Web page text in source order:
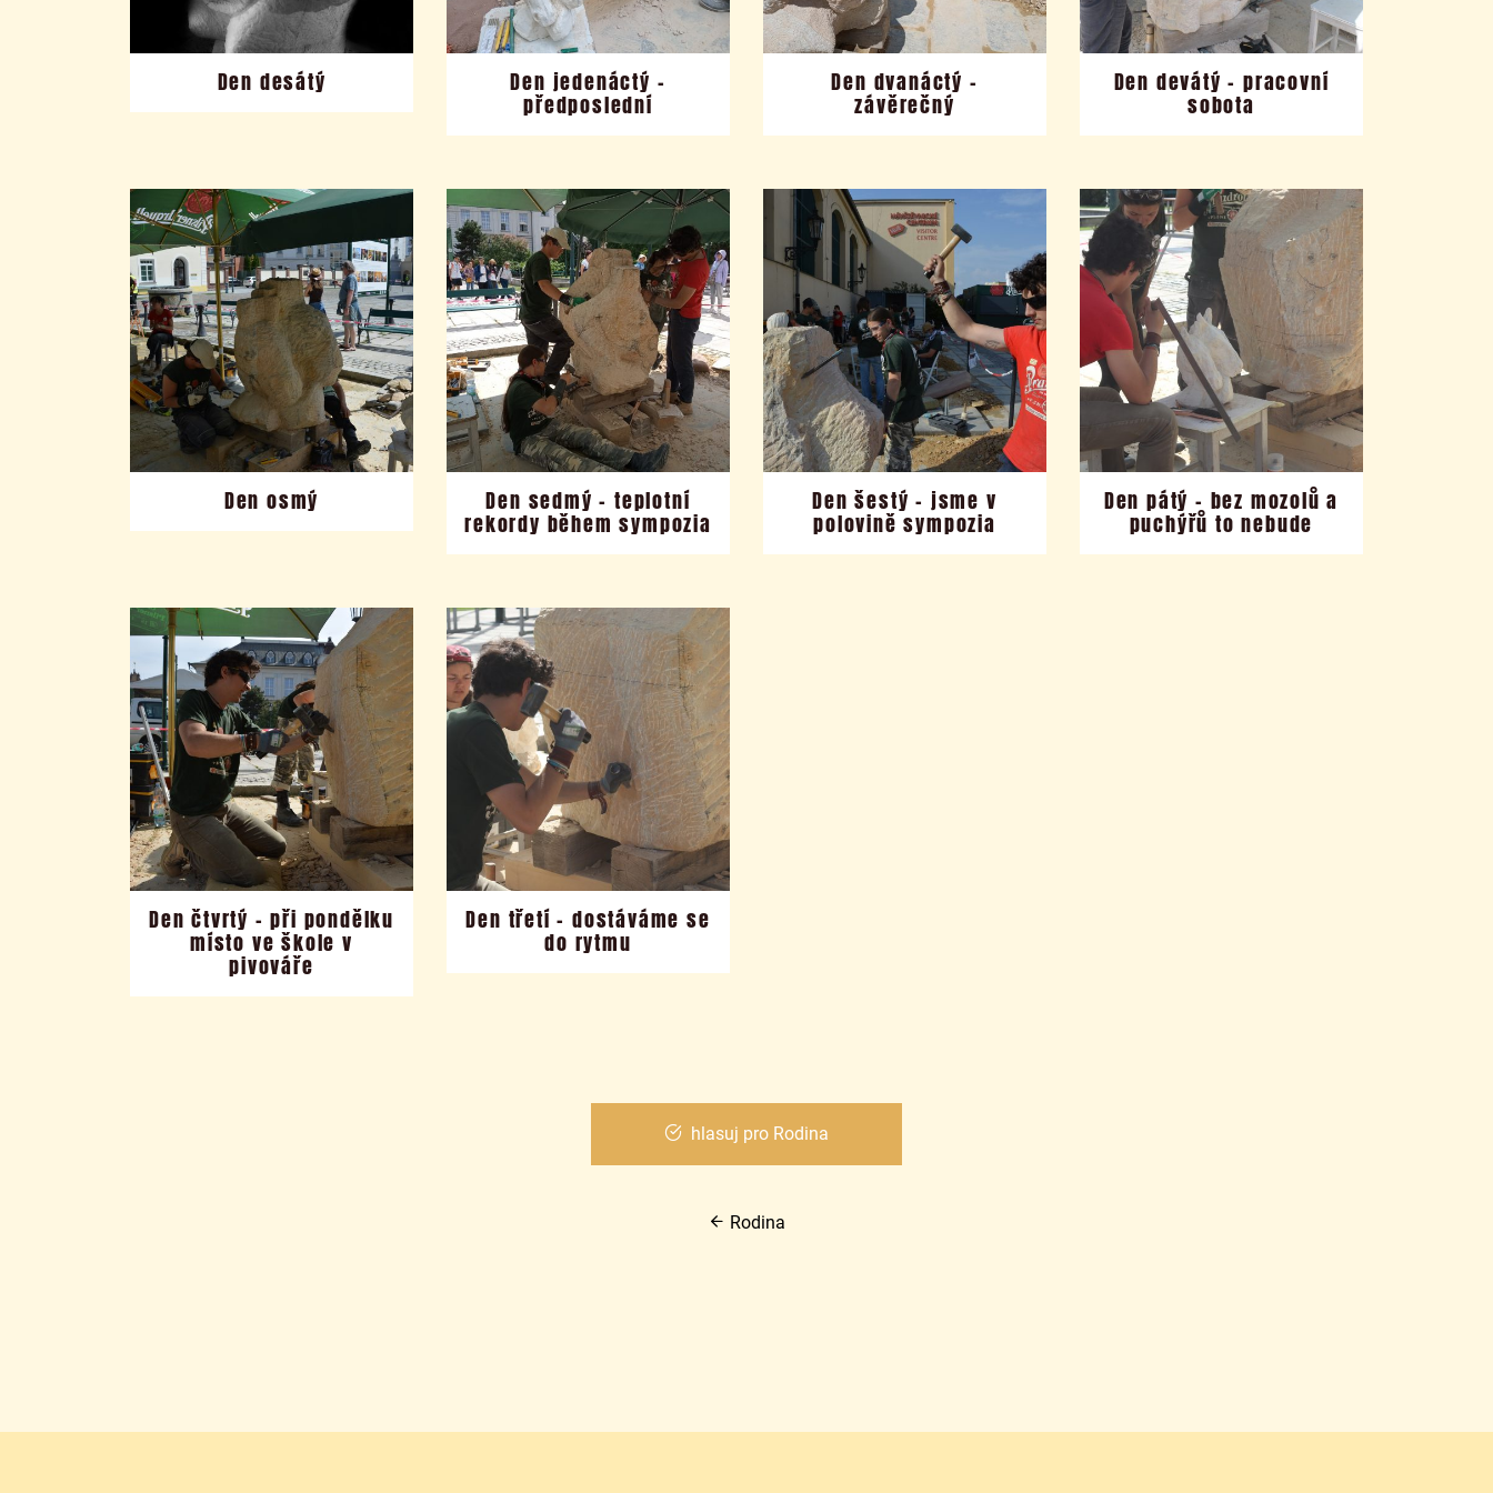
Den desátý
Den jedenáctý –
předposlední
Den dvanáctý –
závěrečný
Den devátý – pracovní
sobota
Den osmý
Den sedmý – teplotní
rekordy během sympozia
Den šestý – jsme v
polovině sympozia
Den pátý – bez mozolů a
puchýřů to nebude
Den čtvrtý – při pondělku
místo ve škole v
pivováře
Den třetí – dostáváme se
do rytmu
hlasuj pro Rodina
Rodina